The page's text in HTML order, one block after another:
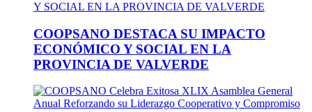
COOPSANO DESTACA SU IMPACTO
ECONÓMICO Y SOCIAL EN LA
PROVINCIA DE VALVERDE